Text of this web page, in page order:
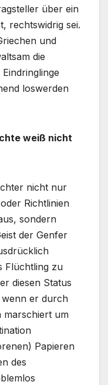
über ein
rechtswidrig sei.
und
die
loswerden
weiß nicht
nicht nur
Richtlinien
sondern
der Genfer
Flüchtling zu
diesen Status
wenn er durch
marschiert um
Papieren
des